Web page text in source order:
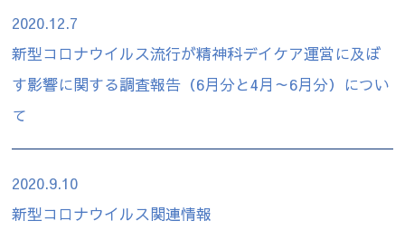
2020.12.7
新型コロナウイルス流行が精神科デイケア運営に及ぼ
す影響に関する調査報告（6月分と4月～6月分）につい
て
2020.9.10
新型コロナウイルス関連情報